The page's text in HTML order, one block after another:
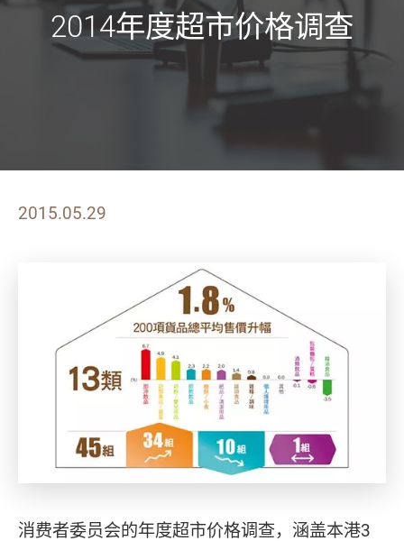
2014年度超市价格调查
2015.05.29
消费者委员会的年度超市价格调查，涵盖本港3